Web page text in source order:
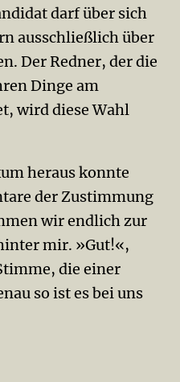
darf über sich
ausschließlich über
Der Redner, der die
Dinge am
wird diese Wahl
heraus konnte
der Zustimmung
wir endlich zur
mir. »Gut!«,
die einer
so ist es bei uns